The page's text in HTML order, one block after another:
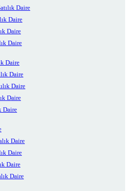
Daire
Daire
Daire
Daire
Daire
Daire
Daire
Daire
Daire
Daire
Daire
Daire
Daire